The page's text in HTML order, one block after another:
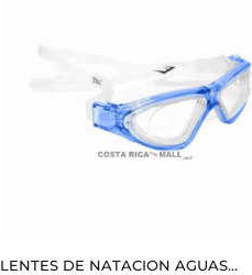
LENTES DE NATACION AGUAS...